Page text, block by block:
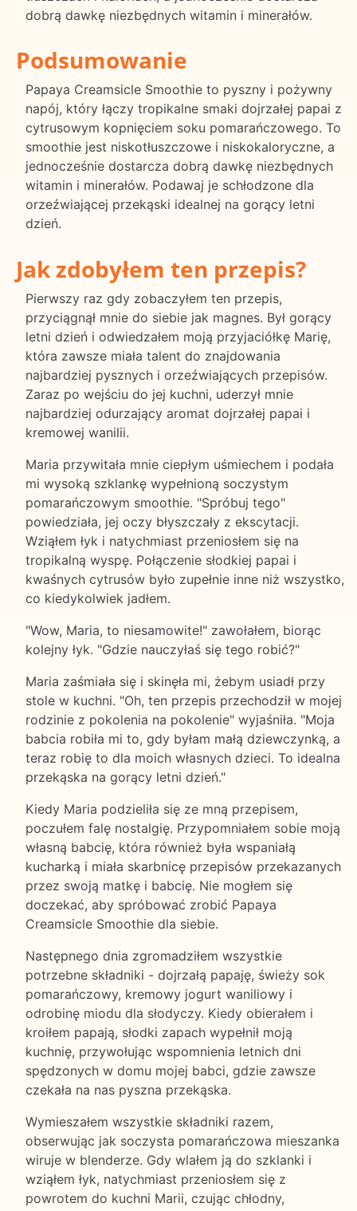
dobrą dawkę niezbędnych witamin i minerałów.
Podsumowanie
Papaya Creamsicle Smoothie to pyszny i pożywny
napój, który łączy tropikalne smaki dojrzałej papai z
cytrusowym kopnięciem soku pomarańczowego. To
smoothie jest niskotłuszczowe i niskokaloryczne, a
jednocześnie dostarcza dobrą dawkę niezbędnych
witamin i minerałów. Podawaj je schłodzone dla
orzeźwiającej przekąski idealnej na gorący letni
dzień.
Jak zdobyłem ten przepis?
Pierwszy raz gdy zobaczyłem ten przepis,
przyciągnął mnie do siebie jak magnes. Był gorący
letni dzień i odwiedzałem moją przyjaciółkę Marię,
która zawsze miała talent do znajdowania
najbardziej pysznych i orzeźwiających przepisów.
Zaraz po wejściu do jej kuchni, uderzył mnie
najbardziej odurzający aromat dojrzałej papai i
kremowej wanilii.
Maria przywitała mnie ciepłym uśmiechem i podała
mi wysoką szklankę wypełnioną soczystym
pomarańczowym smoothie. "Spróbuj tego"
powiedziała, jej oczy błyszczały z ekscytacji.
Wziąłem łyk i natychmiast przeniosłem się na
tropikalną wyspę. Połączenie słodkiej papai i
kwaśnych cytrusów było zupełnie inne niż wszystko,
co kiedykolwiek jadłem.
"Wow, Maria, to niesamowite!" zawołałem, biorąc
kolejny łyk. "Gdzie nauczyłaś się tego robić?"
Maria zaśmiała się i skinęła mi, żebym usiadł przy
stole w kuchni. "Oh, ten przepis przechodził w mojej
rodzinie z pokolenia na pokolenie" wyjaśniła. "Moja
babcia robiła mi to, gdy byłam małą dziewczynką, a
teraz robię to dla moich własnych dzieci. To idealna
przekąska na gorący letni dzień."
Kiedy Maria podzieliła się ze mną przepisem,
poczułem falę nostalgię. Przypomniałem sobie moją
własną babcię, która również była wspaniałą
kucharką i miała skarbnicę przepisów przekazanych
przez swoją matkę i babcię. Nie mogłem się
doczekać, aby spróbować zrobić Papaya
Creamsicle Smoothie dla siebie.
Następnego dnia zgromadziłem wszystkie
potrzebne składniki - dojrzałą papaję, świeży sok
pomarańczowy, kremowy jogurt waniliowy i
odrobinę miodu dla słodyczy. Kiedy obierałem i
kroiłem papają, słodki zapach wypełnił moją
kuchnię, przywołując wspomnienia letnich dni
spędzonych w domu mojej babci, gdzie zawsze
czekała na nas pyszna przekąska.
Wymieszałem wszystkie składniki razem,
obserwując jak soczysta pomarańczowa mieszanka
wiruje w blenderze. Gdy wlałem ją do szklanki i
wziąłem łyk, natychmiast przeniosłem się z
powrotem do kuchni Marii, czując chłodny,